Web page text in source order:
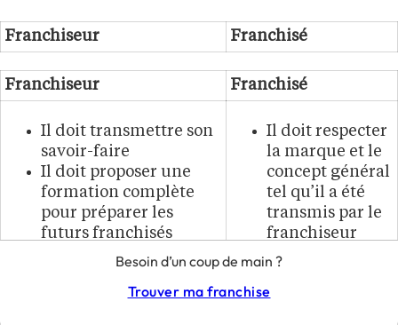
Besoin d’un coup de main ?
Trouver ma franchise
Franchiseur Franchisé
Franchiseur Franchisé
Il doit transmettre son
savoir-faire
Il doit proposer une
formation complète
pour préparer les
futurs franchisés
Il doit fournir un
une assistance
Il doit respecter
la marque et le
concept général
tel qu’il a été
transmis par le
franchiseur
Il doit verser les
et les